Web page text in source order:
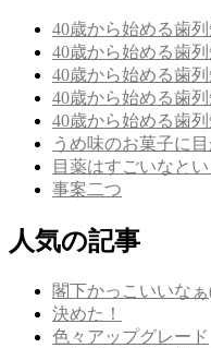
40歳から始める歯
40歳から始める歯
40歳から始める歯
40歳から始める歯
40歳から始める歯
うめ味のお菓子に
目薬はすごいなと
事案二つ
人気の記事
閣下かっこいいな
決めた！
色々アップグレード